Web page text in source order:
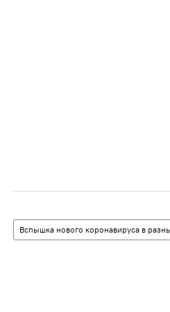
Вспышка нового коронавируса в